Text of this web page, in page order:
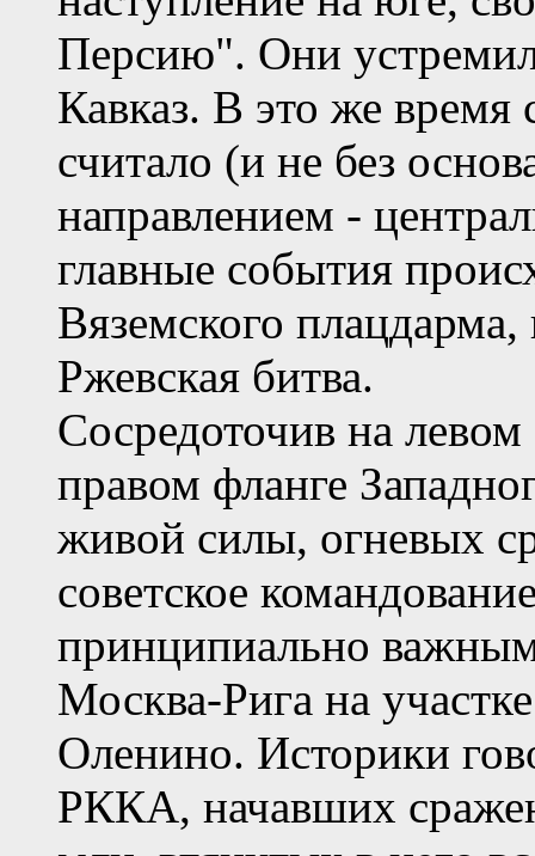
Персию". Они
Кавказ. В это же время
считало (и не без
направлением -
главные события
Вяземского
Ржевская битва.
Сосредоточив на
правом фланге
живой силы, огневых
советское
принципиально
Москва-Рига на
Оленино. Историки
РККА, начавших